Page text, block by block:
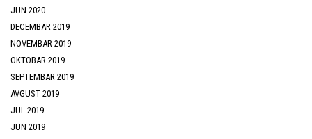
JUN 2020
DECEMBAR 2019
NOVEMBAR 2019
OKTOBAR 2019
SEPTEMBAR 2019
AVGUST 2019
JUL 2019
JUN 2019